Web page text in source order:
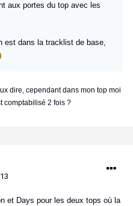
aux portes du top avec les
est dans la tracklist de base,
dire, cependant dans mon top moi
comptabilisé 2 fois ?
et Days pour les deux tops où la